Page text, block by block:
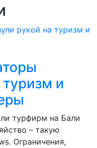
и
турфирм на Бали
– такую
Ограничения,